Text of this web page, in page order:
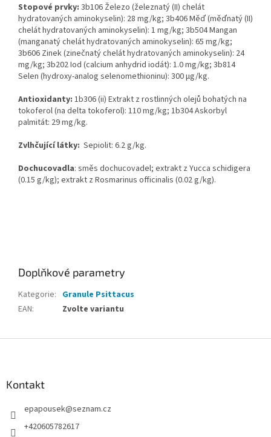
Stopové prvky: 3b106 Železo (železnatý (II) chelát
hydratovaných aminokyselin): 28 mg/kg; 3b406 Měď (měďnatý (II)
chelát hydratovaných aminokyselin): 1 mg/kg; 3b504 Mangan
(manganatý chelát hydratovaných aminokyselin): 65 mg/kg;
3b606 Zinek (zinečnatý chelát hydratovaných aminokyselin): 24
mg/kg; 3b202 Iod (calcium anhydrid iodát): 1.0 mg/kg; 3b814
Selen (hydroxy-analog selenomethioninu): 300 µg/kg.
Antioxidanty: 1b306 (ii) Extrakt z rostlinných olejů bohatých na
tokoferol (na delta tokoferol): 110 mg/kg; 1b304 Askorbyl
palmitát: 29 mg/kg.
Zvlhčující látky: Sepiolit: 6.2 g/kg.
Dochucovadla: směs dochucovadel; extrakt z Yucca schidigera
(0.15 g/kg); extrakt z Rosmarinus officinalis (0.02 g/kg).
Doplňkové parametry
Kategorie: Granule Psittacus
EAN: Zvolte variantu
Kontakt
epapousek@seznam.cz
+420605782617